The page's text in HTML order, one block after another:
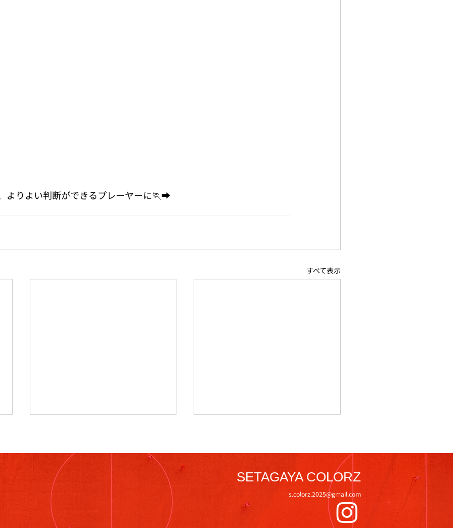
よりよい判断ができるプレーヤーに🏃‍➡️
すべて表示
8月4日
7月31日練習試合
SETAGAYA COLORZ
s.colorz.2025@gmail.com